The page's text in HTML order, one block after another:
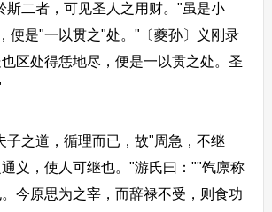
二者，可见圣人之用财。"虽是小
便是"一以贯之"处。"〔夔孙〕义刚录
区处得恁地尽，便是一以贯之处。圣
之道，循理而已，故"周急，不继
义，使人可继也。"游氏曰：""饩廪称
今原思为之宰，而辞禄不受，则食功